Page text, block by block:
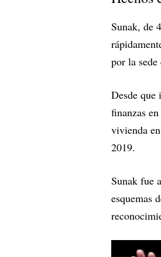
Sunak, de
por la
Desde que
finanzas
vivienda
2019.
Sunak fue
esquemas